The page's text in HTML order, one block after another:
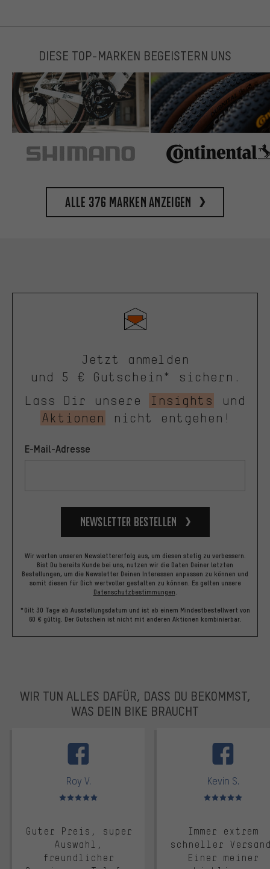
DIESE TOP-MARKEN BEGEISTERN UNS
Alle 376 Marken anzeigen
Jetzt anmelden
und 5 € Gutschein* sichern.
Lass Dir unsere
Insights
und
Aktionen
nicht entgehen!
E-Mail-Adresse
Newsletter bestellen
Wir werten unseren Newslettererfolg aus, um diesen stetig zu verbessern.
Bist Du bereits Kunde bei uns, nutzen wir die Daten Deiner letzten
Bestellungen, um die Newsletter Deinen Interessen anpassen zu können und
somit diesen für Dich wertvoller gestalten zu können. Es gelten unsere
Datenschutzbestimmungen
*Gilt 30 Tage ab Ausstellungsdatum und ist ab einem Mindestbestellwert von
60 € gültig. Der Gutschein ist nicht mit anderen Aktionen kombinierbar.
WIR TUN ALLES DAFÜR, DASS DU BEKOMMST,
WAS DEIN BIKE BRAUCHT
Roy V.
Bewertungen: 5 von 5
Guter Preis, super
Auswahl,
freundlicher
Kevin S.
Bewertungen: 5 von 5
Immer extrem
schneller
Einer meiner